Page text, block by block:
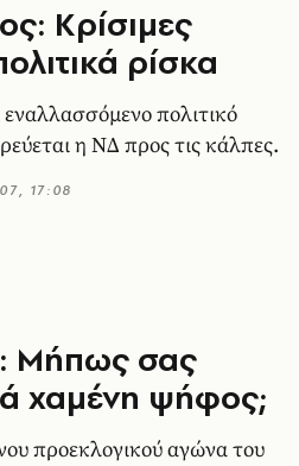
Kρίσιμες
ρίσκα
πολιτικό
η NΔ προς τις κάλπες.
17:08
Mήπως σας
χαμένη ψήφος;
προεκλογικού αγώνα του